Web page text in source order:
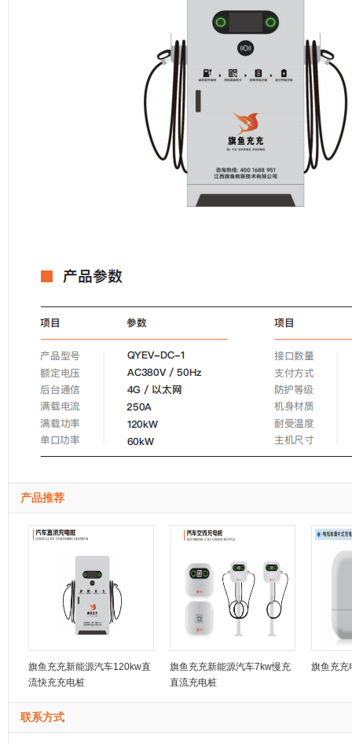
产品推荐
旗鱼充充新能源汽车120kw直
流快充充电桩
旗鱼充充新能源汽车7kw慢充
直流充电桩
旗鱼充充
联系方式